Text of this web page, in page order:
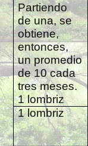
Partiendo
de una, se
obtiene,
entonces,
un promedio
de 10 cada
tres meses.
1 lombriz
1 lombriz